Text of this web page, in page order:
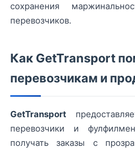
сохранения
перевозчиков.
Как GetTransport
перевозчикам и
GetTransport
перевозчики и
получать заказы с